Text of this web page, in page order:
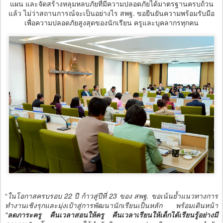
แผน และจัดสร้างหลุมหลบภัยที่มีความปลอดภัยได้มาตรฐานครบถ้วน
แล้ว ไม่ว่าสถานการณ์จะเป็นอย่างไร สพฐ. ขอยืนยันความพร้อมรับมือ
เพื่อความปลอดภัยสูงสุดของนักเรียน ครูและบุคลากรทุกคน
“ในโอกาสครบรอบ 22 ปี ก้าวสู่ปีที่ 23 ของ สพฐ. ขอเน้นย้ำแนวทางการ
ทำงานเชิงรุกและมุ่งเป้าสู่การพัฒนานักเรียนเป็นหลัก พร้อมเดินหน้า
"ลดภาระครู คืนเวลาสอนให้ครู คืนเวลาเรียนให้เด็กได้เรียนรู้อย่างมี